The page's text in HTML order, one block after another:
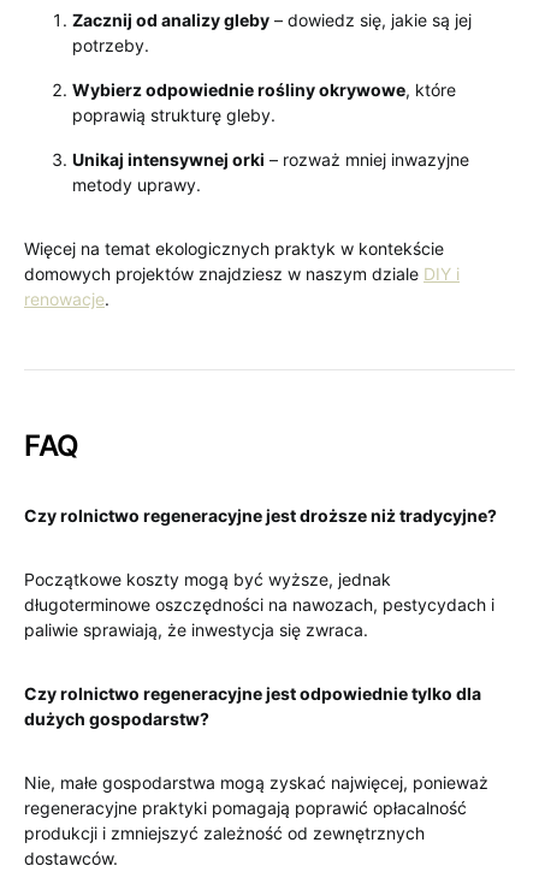
Zacznij od analizy gleby – dowiedz się, jakie są jej
potrzeby.
Wybierz odpowiednie rośliny okrywowe, które
poprawią strukturę gleby.
Unikaj intensywnej orki – rozważ mniej inwazyjne
metody uprawy.
Więcej na temat ekologicznych praktyk w kontekście
domowych projektów znajdziesz w naszym dziale DIY i
renowacje.
FAQ
Czy rolnictwo regeneracyjne jest droższe niż tradycyjne?
Początkowe koszty mogą być wyższe, jednak
długoterminowe oszczędności na nawozach, pestycydach i
paliwie sprawiają, że inwestycja się zwraca.
Czy rolnictwo regeneracyjne jest odpowiednie tylko dla
dużych gospodarstw?
Nie, małe gospodarstwa mogą zyskać najwięcej, ponieważ
regeneracyjne praktyki pomagają poprawić opłacalność
produkcji i zmniejszyć zależność od zewnętrznych
dostawców.